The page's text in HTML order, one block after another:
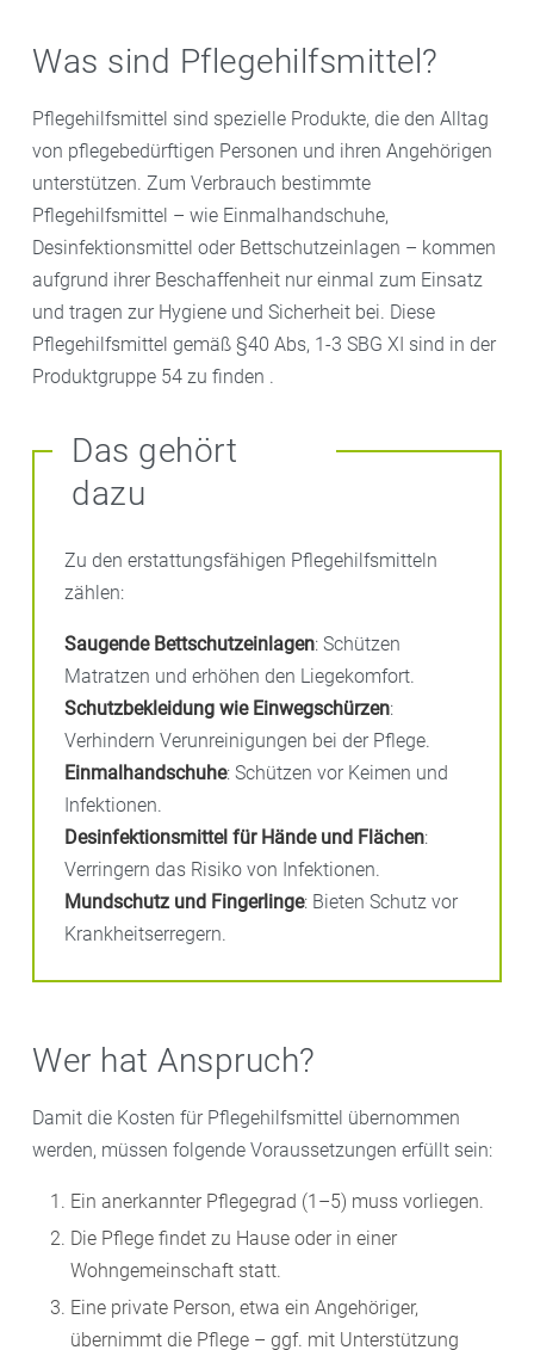
Was sind Pflegehilfsmittel?
Pflegehilfsmittel sind spezielle Produkte, die den Alltag
von pflegebedürftigen Personen und ihren Angehörigen
unterstützen. Zum Verbrauch bestimmte
Pflegehilfsmittel – wie Einmalhandschuhe,
Desinfektionsmittel oder Bettschutzeinlagen – kommen
aufgrund ihrer Beschaffenheit nur einmal zum Einsatz
und tragen zur Hygiene und Sicherheit bei. Diese
Pflegehilfsmittel gemäß §40 Abs, 1-3 SBG XI sind in der
Produktgruppe 54 zu finden .
Das gehört
dazu
Zu den erstattungsfähigen Pflegehilfsmitteln
zählen:
Saugende Bettschutzeinlagen: Schützen
Matratzen und erhöhen den Liegekomfort.
Schutzbekleidung wie Einwegschürzen:
Verhindern Verunreinigungen bei der Pflege.
Einmalhandschuhe: Schützen vor Keimen und
Infektionen.
Desinfektionsmittel für Hände und Flächen:
Verringern das Risiko von Infektionen.
Mundschutz und Fingerlinge: Bieten Schutz vor
Krankheitserregern.
Wer hat Anspruch?
Damit die Kosten für Pflegehilfsmittel übernommen
werden, müssen folgende Voraussetzungen erfüllt sein:
Ein anerkannter Pflegegrad (1–5) muss vorliegen.
Die Pflege findet zu Hause oder in einer
Wohngemeinschaft statt.
Eine private Person, etwa ein Angehöriger,
übernimmt die Pflege – ggf. mit Unterstützung